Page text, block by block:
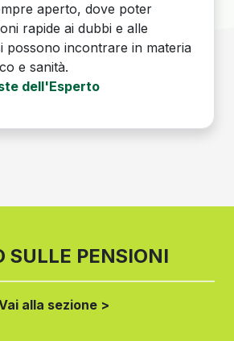
aperto, dove poter
rapide ai dubbi e alle
possono incontrare in materia
e sanità.
dell'Esperto
SULLE PENSIONI
alla sezione >